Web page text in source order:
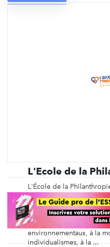
L'Ecole de la
L'École de la
comme les autres. C'est
objet de développer
travers de la réalisation
philanthropique. Face
environnementaux, à la
individualismes, à la ...